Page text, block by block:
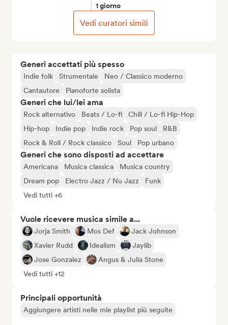
Generi accettati più spesso
Indie folk Strumentale
Neo / Classico moderno
Cantautore
Pianoforte solista
Generi che lui/lei ama
Rock alternativo Beats / Lo-fi
Chill / Lo-fi Hip-Hop
Hip-hop
Indie pop Indie rock Pop soul
R&B
Rock & Roll / Rock classico
Soul Pop urbano
Generi che sono disposti ad accettare
Americana Musica classica
Musica country
Dream pop
Electro Jazz / Nu Jazz
Funk
Vedi tutti +6
Vuole ricevere musica simile a...
Jorja Smith Mos Def
Jack Johnson
Xavier Rudd
Idealism
Jaylib
Jose Gonzalez
Angus & Julia Stone
Vedi tutti +12
Principali opportunità
Aggiungere artisti nelle mie playlist più seguite
1 giorno
Vedi curatori simili